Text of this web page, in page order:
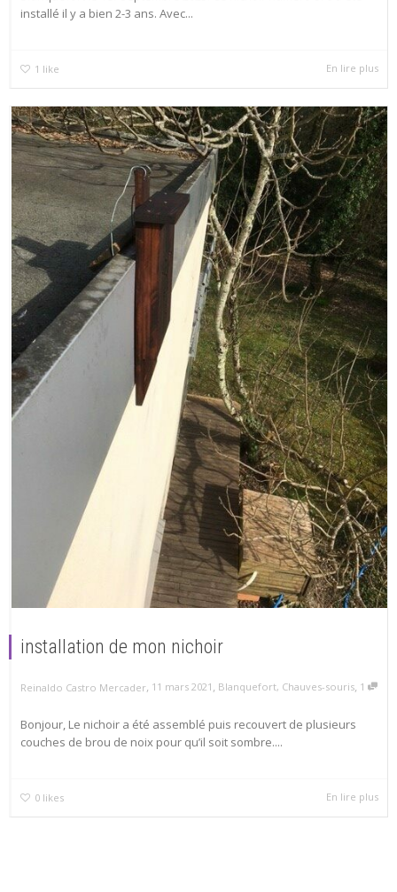
installé il y a bien 2-3 ans. Avec...
1 like En lire plus
installation de mon nichoir
Reinaldo Castro Mercader, 11 mars 2021 , Blanquefort, Chauves-souris, 1
Bonjour, Le nichoir a été assemblé puis recouvert de plusieurs
couches de brou de noix pour qu’il soit sombre....
0 likes En lire plus